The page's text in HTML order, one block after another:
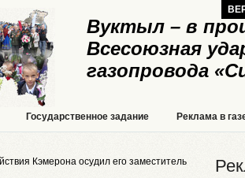
Вуктыл – в
Всесоюзная
газопровода
Государственное задание Реклама в
Кэмерона осудил его заместитель